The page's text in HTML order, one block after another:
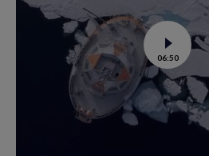
Voir
la
vidéo
de
Tara
Polar
station
:
06:50